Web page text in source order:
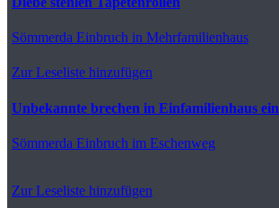
Sömmerda Einbruch in Mehrfamilienhaus
Zur Leseliste hinzufügen
Unbekannte brechen in Einfamilienhaus ein
Sömmerda Einbruch im Eschenweg
Zur Leseliste hinzufügen